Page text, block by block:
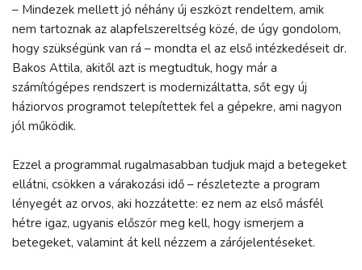
– Mindezek mellett jó néhány új eszközt rendeltem, amik
nem tartoznak az alapfelszereltség közé, de úgy gondolom,
hogy szükségünk van rá – mondta el az első intézkedéseit dr.
Bakos Attila, akitől azt is megtudtuk, hogy már a
számítógépes rendszert is modernizáltatta, sőt egy új
háziorvos programot telepítettek fel a gépekre, ami nagyon
jól működik.
Ezzel a programmal rugalmasabban tudjuk majd a betegeket
ellátni, csökken a várakozási idő – részletezte a program
lényegét az orvos, aki hozzátette: ez nem az első másfél
hétre igaz, ugyanis először meg kell, hogy ismerjem a
betegeket, valamint át kell nézzem a zárójelentéseket.